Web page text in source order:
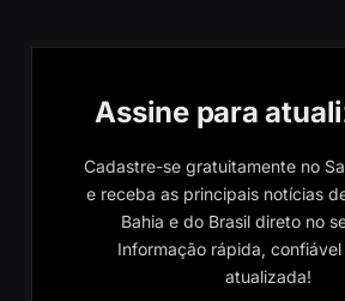
Assine para
Cadastre-se gratuitamente no
e receba as principais notícias
Bahia e do Brasil direto no
Informação rápida,
atualizada!